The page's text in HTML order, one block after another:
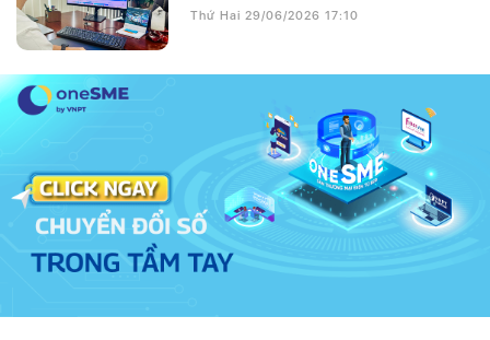
Thứ Hai 29/06/2026 17:10